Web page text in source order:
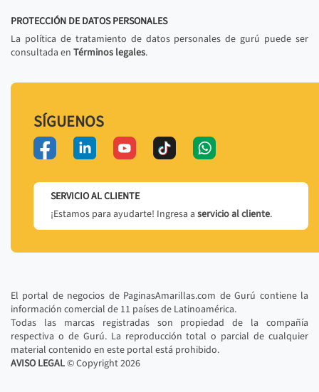
PROTECCIÓN DE DATOS PERSONALES
La política de tratamiento de datos personales de gurú puede ser
consultada en Términos legales.
SÍGUENOS
SERVICIO AL CLIENTE
¡Estamos para ayudarte! Ingresa a servicio al cliente.
El portal de negocios de PaginasAmarillas.com de Gurú contiene la
información comercial de 11 países de Latinoamérica.
Todas las marcas registradas son propiedad de la compañía
respectiva o de Gurú. La reproducción total o parcial de cualquier
material contenido en este portal está prohibido.
AVISO LEGAL© Copyright2026